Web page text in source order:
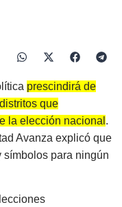
prescindirá de
que
la elección nacional .
Avanza explicó que
símbolos para ningún